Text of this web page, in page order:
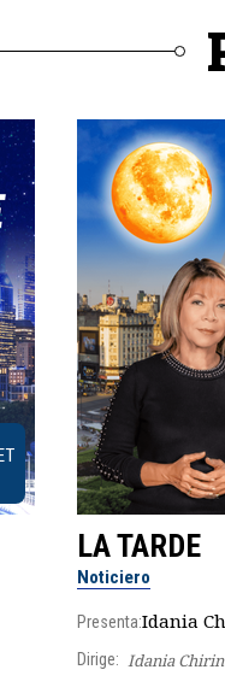
LA TARDE
Noticiero
Presenta:Idania
Dirige: Idania